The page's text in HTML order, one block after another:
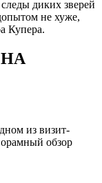
диких зверей
не хуже,
Купера.
из визит-
обзор